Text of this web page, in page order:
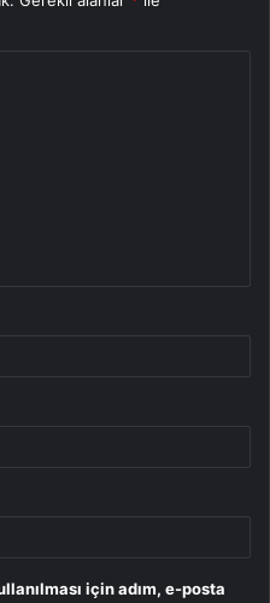
için adım, e-posta